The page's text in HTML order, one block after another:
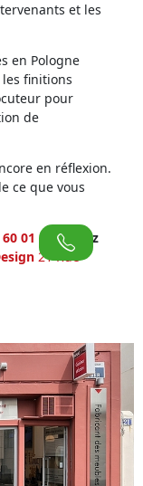
et les
en Pologne
finitions
pour
de
en réflexion.
ce que vous
01 ou venez
21 Rue